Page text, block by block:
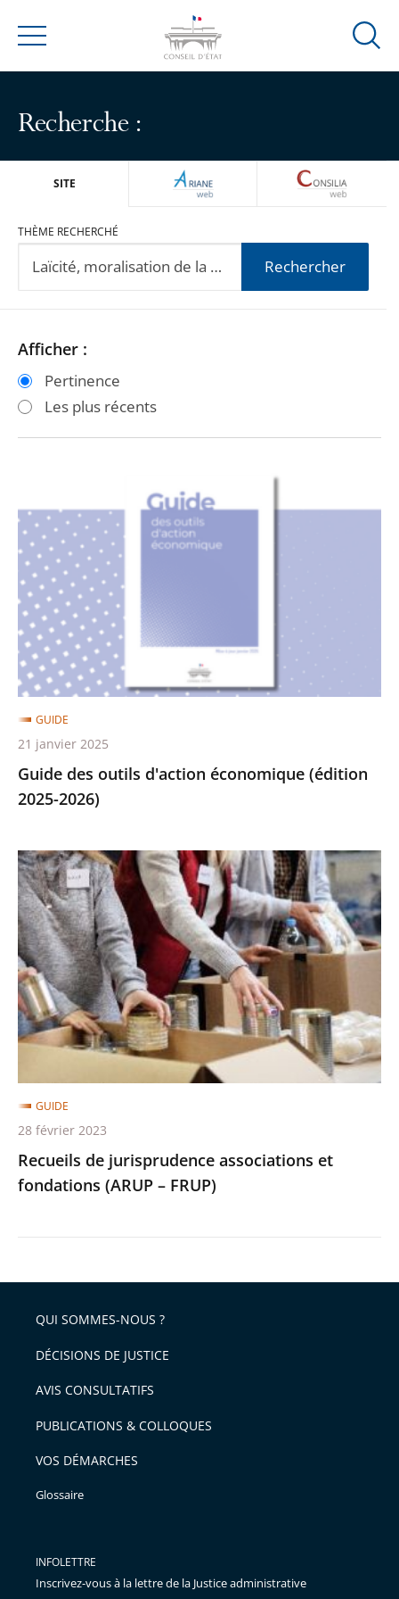
Menu
Ouvrir
Recherche :
SITE ARIANEWEB
THÈME RECHERCHÉ
Rechercher
Passer
les
filtres
Passer
les
filtres
Afficher :
Pertinence
Les plus récents
outils
d'action
économique
(édition
2025-
2026)
Guide des outils d'action économique (édition
2025-2026)
GUIDE
21 janvier 2025
Recueils
de
jurisprudence
associations
et
fondations
(ARUP
–
Recueils de jurisprudence associations et
fondations (ARUP – FRUP)
GUIDE
28 février 2023
QUI SOMMES-NOUS ?
DÉCISIONS DE JUSTICE
AVIS CONSULTATIFS
PUBLICATIONS & COLLOQUES
VOS DÉMARCHES
Glossaire
INFOLETTRE
Inscrivez-vous à la lettre de la Justice administrative